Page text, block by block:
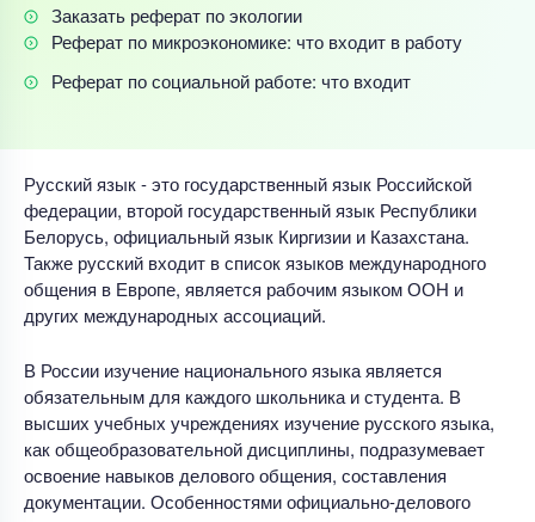
Заказать реферат по экологии
Реферат по микроэкономике: что входит в работу
Реферат по социальной работе: что входит
Русский язык - это государственный язык Российской
федерации, второй государственный язык Республики
Белорусь, официальный язык Киргизии и Казахстана.
Также русский входит в список языков международного
общения в Европе, является рабочим языком ООН и
других международных ассоциаций.
В России изучение национального языка является
обязательным для каждого школьника и студента. В
высших учебных учреждениях изучение русского языка,
как общеобразовательной дисциплины, подразумевает
освоение навыков делового общения, составления
документации. Особенностями официально-делового